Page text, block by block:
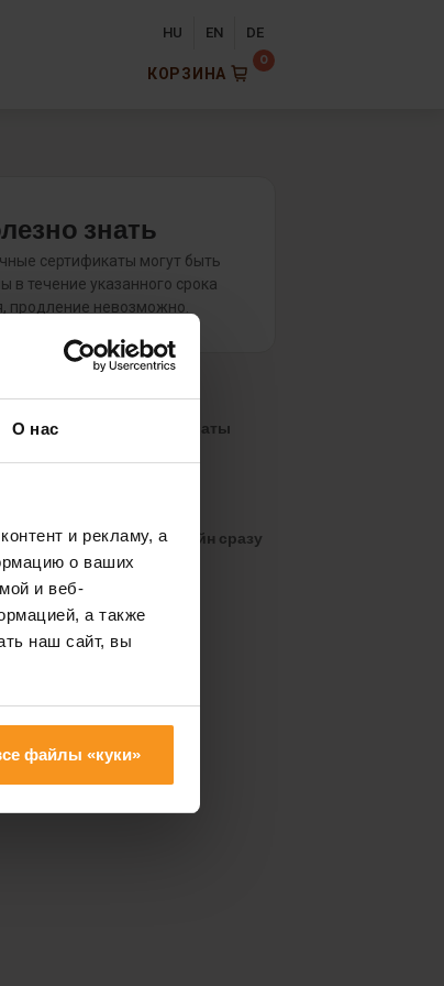
О нас
и рекламу, а
о ваших
и веб-
а также
наш сайт, вы
файлы «куки»
HU EN DE
КОРЗИНА
знать
сертификаты могут быть
в течение указанного срока
продление невозможно.
ваучер сразу после оплаты
можно обменять онлайн сразу